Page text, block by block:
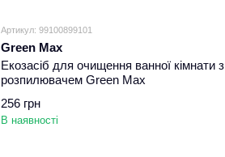
Артикул: 99100899101
Green Max
Екозасіб для очищення ванної кімнати з
розпилювачем Green Max
256 грн
В наявності